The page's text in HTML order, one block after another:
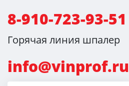
8-910-723-93-51
Горячая линия шпалер
info@vinprof.ru